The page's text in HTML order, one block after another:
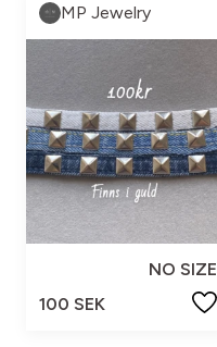
MP Jewelry
NO SIZE
100 SEK